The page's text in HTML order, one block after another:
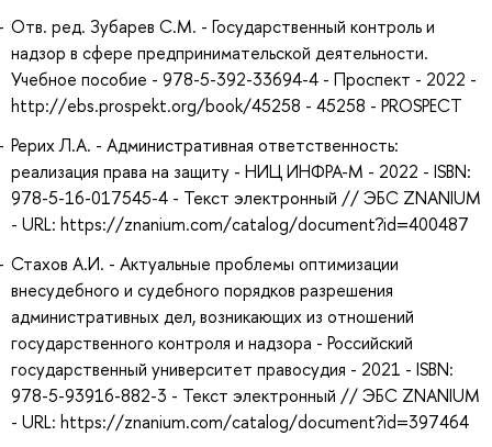
Отв. ред. Зубарев С.М. - Государственный контроль и
надзор в сфере предпринимательской деятельности.
Учебное пособие - 978-5-392-33694-4 - Проспект - 2022 -
http://ebs.prospekt.org/book/45258 - 45258 - PROSPECT
Рерих Л.А. - Административная ответственность:
реализация права на защиту - НИЦ ИНФРА-М - 2022 - ISBN:
978-5-16-017545-4 - Текст электронный // ЭБС ZNANIUM
- URL: https://znanium.com/catalog/document?id=400487
Стахов А.И. - Актуальные проблемы оптимизации
внесудебного и судебного порядков разрешения
административных дел, возникающих из отношений
государственного контроля и надзора - Российский
государственный университет правосудия - 2021 - ISBN:
978-5-93916-882-3 - Текст электронный // ЭБС ZNANIUM
- URL: https://znanium.com/catalog/document?id=397464